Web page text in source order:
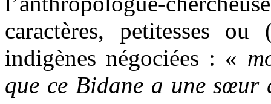
caractères, petitesses ou
indigènes négociées : «
que ce Bidane a une sœur